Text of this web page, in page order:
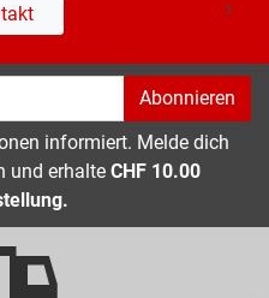
Abonnieren
informiert. Melde dich
und erhalte CHF 10.00